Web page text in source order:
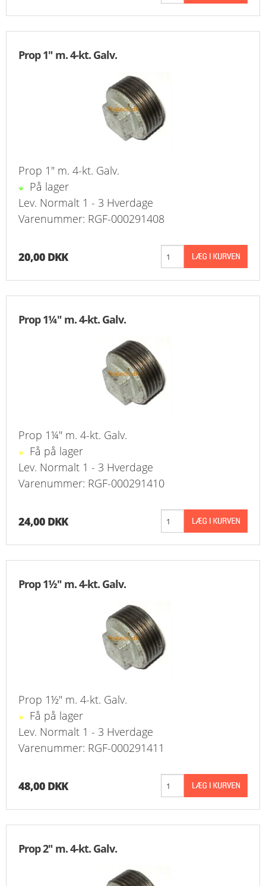
Prop 1" m. 4-kt. Galv.
Prop 1" m. 4-kt. Galv.
På lager
Lev. Normalt 1 - 3 Hverdage
Varenummer: RGF-000291408
20,00 DKK
Prop 1¼" m. 4-kt. Galv.
Prop 1¼" m. 4-kt. Galv.
Få på lager
Lev. Normalt 1 - 3 Hverdage
Varenummer: RGF-000291410
24,00 DKK
Prop 1½" m. 4-kt. Galv.
Prop 1½" m. 4-kt. Galv.
Få på lager
Lev. Normalt 1 - 3 Hverdage
Varenummer: RGF-000291411
48,00 DKK
Prop 2" m. 4-kt. Galv.